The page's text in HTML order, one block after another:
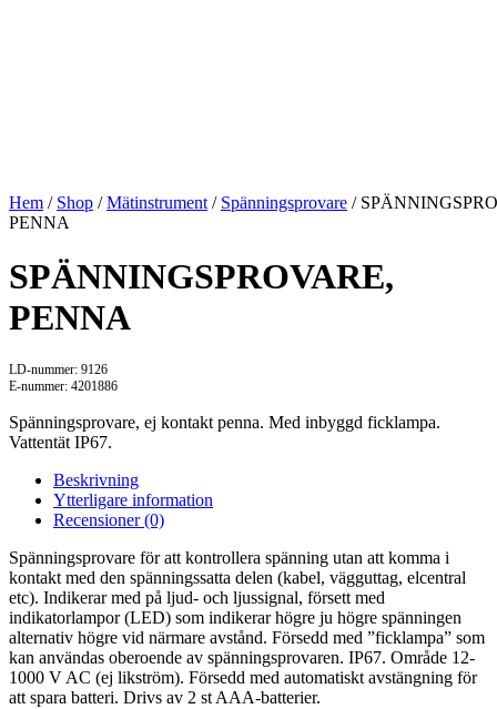
Hem / Shop /Mätinstrument / Spänningsprovare /
PENNA
SPÄNNINGSPROVARE,
PENNA
LD-nummer: 9126
E-nummer: 4201886
Spänningsprovare, ej kontakt penna. Med inbyggd ficklampa.
Vattentät IP67.
Beskrivning
Ytterligare information
Recensioner (0)
Spänningsprovare för att kontrollera spänning utan att komma i
kontakt med den spänningssatta delen (kabel, vägguttag, elcentral
etc). Indikerar med på ljud- och ljussignal, försett med
indikatorlampor (LED) som indikerar högre ju högre spänningen
alternativ högre vid närmare avstånd. Försedd med ”ficklampa” som
kan användas oberoende av spänningsprovaren. IP67. Område 12-
1000 V AC (ej likström). Försedd med automatiskt avstängning för
att spara batteri. Drivs av 2 st AAA-batterier.